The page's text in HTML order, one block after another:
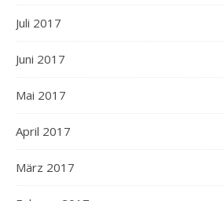
Juli 2017
Juni 2017
Mai 2017
April 2017
März 2017